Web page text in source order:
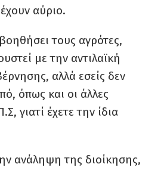
αύριο.
τους αγρότες,
με την αντιλαϊκή
αλλά εσείς δεν
όπως και οι άλλες
γιατί έχετε την ίδια
ανάληψη της διοίκησης,